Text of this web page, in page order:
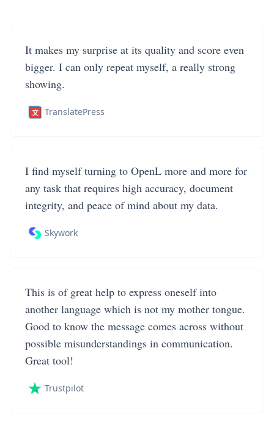
It makes my surprise at its quality and score even
bigger. I can only repeat myself, a really strong
showing.
TranslatePress
I find myself turning to OpenL more and more for
any task that requires high accuracy, document
integrity, and peace of mind about my data.
Skywork
This is of great help to express oneself into
another language which is not my mother tongue.
Good to know the message comes across without
possible misunderstandings in communication.
Great tool!
Trustpilot